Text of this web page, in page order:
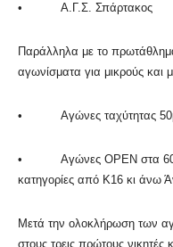
• Α.Γ.Σ. Σπάρτακος
Παράλληλα με το
αγωνίσματα για μικρούς και
• Αγώνες ταχύτητας 50μ.
• Αγώνες OPEN στα 60μ.
κατηγορίες από Κ16 κι άνω
Μετά την ολοκλήρωση των
στους τρεις πρώτους